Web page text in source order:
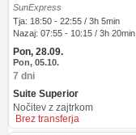
SunExpress
Tja: 18:50 - 22:55 / 3h 5min
Nazaj: 07:55 - 10:15 / 3h 20min
Pon, 28.09.
Pon, 05.10.
7 dni
Suite Superior
Nočitev z zajtrkom
Brez transferja